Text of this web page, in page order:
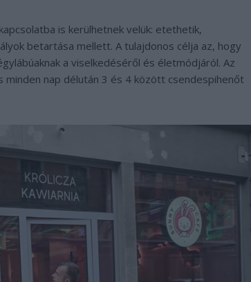
is kerülhetnek velük: etethetik,
betartása mellett. A tulajdonos célja az, hogy
a viselkedéséről és életmódjáról. Az
nap délután 3 és 4 között csendespihenőt